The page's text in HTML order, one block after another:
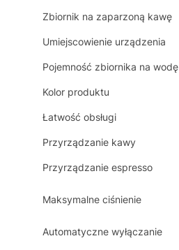
Zbiornik na zaparzoną kawę
Umiejscowienie urządzenia
Pojemność zbiornika na wodę
Kolor produktu
Łatwość obsługi
Przyrządzanie kawy
Przyrządzanie espresso
Maksymalne ciśnienie
Automatyczne wyłączanie